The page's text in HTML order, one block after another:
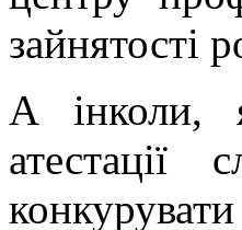
зайнятості
А інколи,
атестації